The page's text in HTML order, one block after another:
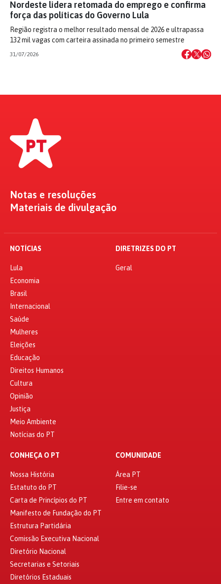
Nordeste lidera retomada do emprego e confirma
força das políticas do Governo Lula
Região registra o melhor resultado mensal de 2026 e ultrapassa
132 mil vagas com carteira assinada no primeiro semestre
31/07/2026
Notas e resoluções
Materiais de divulgação
NOTÍCIAS
Lula
Economia
Brasil
Internacional
Saúde
Mulheres
Eleições
Educação
Direitos Humanos
Cultura
Opinião
Justiça
Meio Ambiente
Notícias do PT
DIRETRIZES DO PT
Geral
CONHEÇA O PT
Nossa História
Estatuto do PT
Carta de Princípios do PT
Manifesto de Fundação do PT
Estrutura Partidária
Comissão Executiva Nacional
Diretório Nacional
Secretarias e Setoriais
Diretórios Estaduais
COMUNIDADE
Área PT
Filie-se
Entre em contato